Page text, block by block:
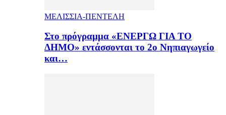
ΜΕΛΙΣΣΙΑ-ΠΕΝΤΕΛΗ
Στο πρόγραμμα «ΕΝΕΡΓΩ ΓΙΑ ΤΟ
ΔΗΜΟ» εντάσσονται το 2ο Νηπιαγωγείο
και…